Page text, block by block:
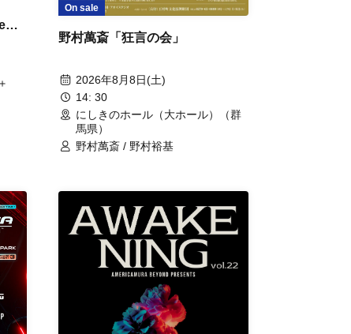
＋
On sale
野村萬斎「狂言の会」
2026年8月8日(土)
14: 30
にしきのホール（大ホール）（群
馬県）
野村萬斎 / 野村裕基